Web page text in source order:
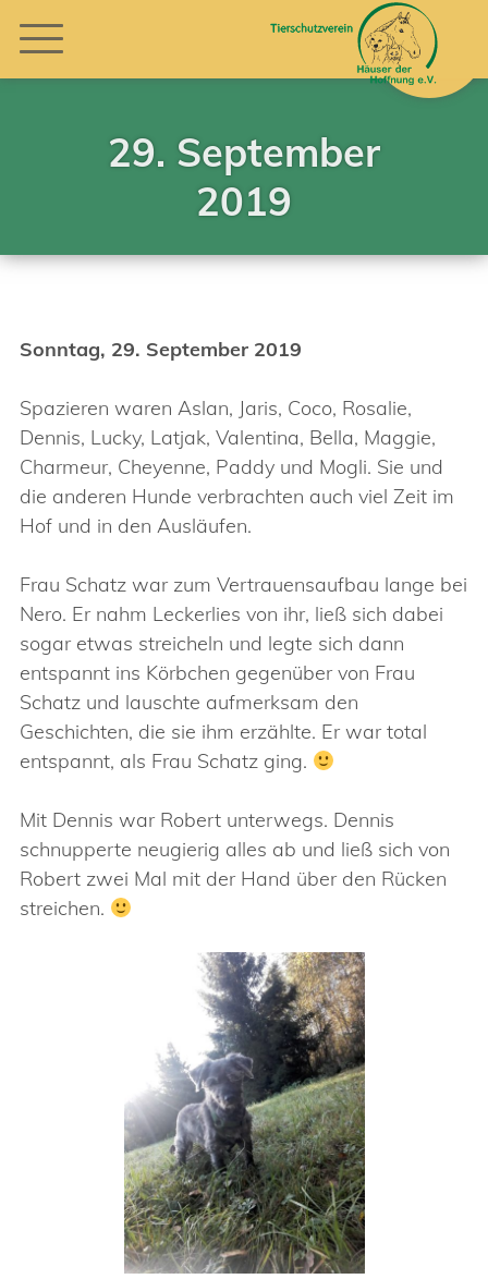
29. September
2019
Sonntag, 29. September 2019
Spazieren waren Aslan, Jaris, Coco, Rosalie,
Dennis, Lucky, Latjak, Valentina, Bella, Maggie,
Charmeur, Cheyenne, Paddy und Mogli. Sie und
die anderen Hunde verbrachten auch viel Zeit im
Hof und in den Ausläufen.
Frau Schatz war zum Vertrauensaufbau lange bei
Nero. Er nahm Leckerlies von ihr, ließ sich dabei
sogar etwas streicheln und legte sich dann
entspannt ins Körbchen gegenüber von Frau
Schatz und lauschte aufmerksam den
Geschichten, die sie ihm erzählte. Er war total
entspannt, als Frau Schatz ging.
Mit Dennis war Robert unterwegs. Dennis
schnupperte neugierig alles ab und ließ sich von
Robert zwei Mal mit der Hand über den Rücken
streichen.